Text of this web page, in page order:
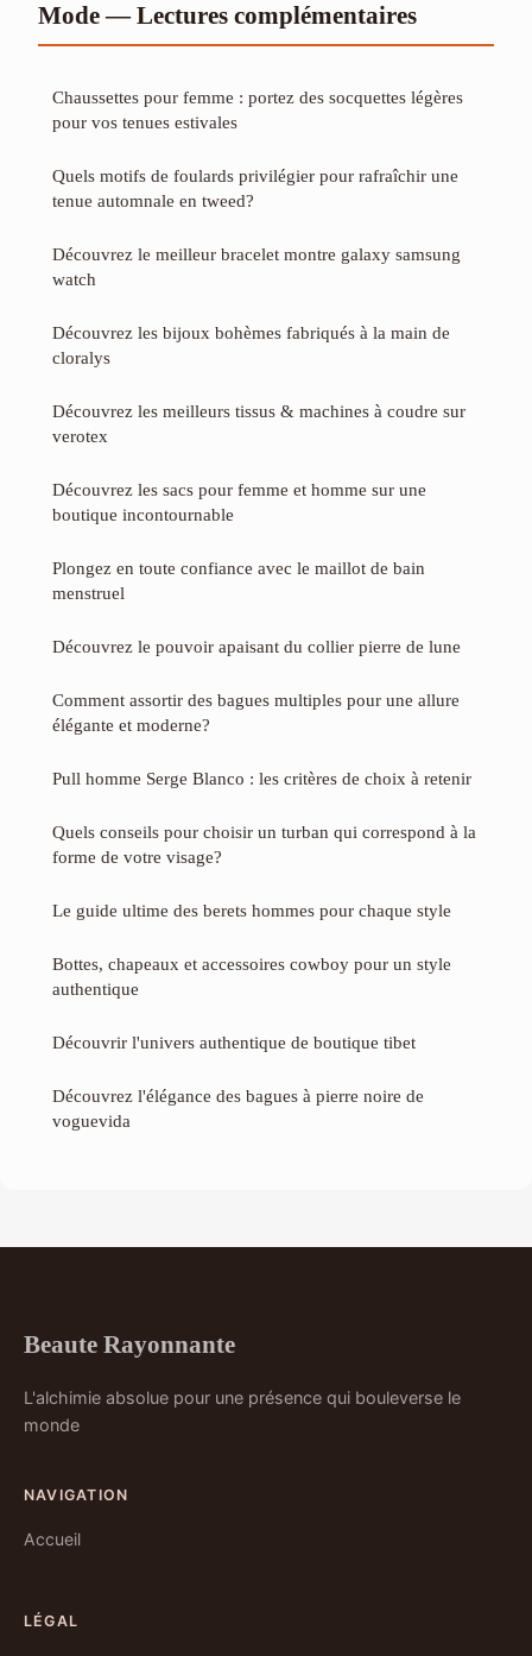
Mode — Lectures complémentaires
Chaussettes pour femme : portez des socquettes légères
pour vos tenues estivales
Quels motifs de foulards privilégier pour rafraîchir une
tenue automnale en tweed?
Découvrez le meilleur bracelet montre galaxy samsung
watch
Découvrez les bijoux bohèmes fabriqués à la main de
cloralys
Découvrez les meilleurs tissus & machines à coudre sur
verotex
Découvrez les sacs pour femme et homme sur une
boutique incontournable
Plongez en toute confiance avec le maillot de bain
menstruel
Découvrez le pouvoir apaisant du collier pierre de lune
Comment assortir des bagues multiples pour une allure
élégante et moderne?
Pull homme Serge Blanco : les critères de choix à retenir
Quels conseils pour choisir un turban qui correspond à la
forme de votre visage?
Le guide ultime des berets hommes pour chaque style
Bottes, chapeaux et accessoires cowboy pour un style
authentique
Découvrir l'univers authentique de boutique tibet
Découvrez l'élégance des bagues à pierre noire de
voguevida
Beaute Rayonnante
L'alchimie absolue pour une présence qui bouleverse le
monde
NAVIGATION
Accueil
LÉGAL